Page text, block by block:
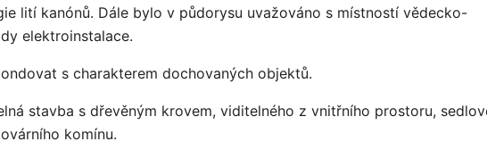
lití kanónů. Dále bylo v půdorysu uvažováno s místností vědecko-
elektroinstalace.
s charakterem dochovaných objektů.
stavba s dřevěným krovem, viditelného z vnitřního prostoru,
komínu.